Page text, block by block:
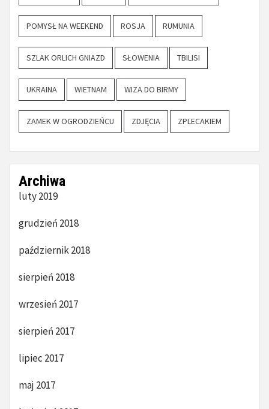
POMYSŁ NA WEEKEND ROSJA RUMUNIA
SZLAK ORLICH GNIAZD SŁOWENIA TBILISI
UKRAINA WIETNAM WIZA DO BIRMY
ZAMEK W OGRODZIEŃCU ZDJĘCIA ZPLECAKIEM
Archiwa
luty 2019
grudzień 2018
październik 2018
sierpień 2018
wrzesień 2017
sierpień 2017
lipiec 2017
maj 2017